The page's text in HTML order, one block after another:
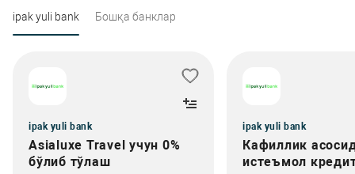
ipak yuli bank Бошқа банклар
ipak yuli bank
Asialuxe Travel учун 0%
бўлиб тўлаш
ipak yuli bank
Кафиллик
истеъмол